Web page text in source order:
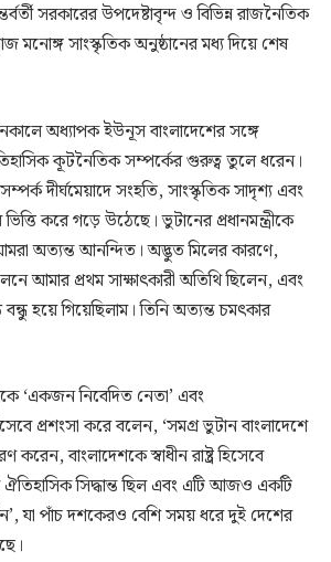
সরকারের উপদেষ্টাবৃন্দ ও বিভিন্ন রাজনৈতিক
মনোঙ্গ সাংস্কৃতিক অনুষ্ঠানের মধ্য দিয়ে শেষ
অধ্যাপক ইউনূস বাংলাদেশের সঙ্গে
কূটনৈতিক সম্পর্কের গুরুত্ব তুলে ধরেন।
দীর্ঘমেয়াদে সংহতি, সাংস্কৃতিক সাদৃশ্য এবং
করে গড়ে উঠেছে। ভুটানের প্রধানমন্ত্রীকে
অত্যন্ত আনন্দিত। অদ্ভুত মিলের কারণে,
আমার প্রথম সাক্ষাৎকারী অতিথি ছিলেন, এবং
হয়ে গিয়েছিলাম। তিনি অত্যন্ত চমৎকার
‘একজন নিবেদিত নেতা’ এবং
প্রশংসা করে বলেন, ‘সমগ্র ভুটান বাংলাদেশে
করেন, বাংলাদেশকে স্বাধীন রাষ্ট্র হিসেবে
ঐতিহাসিক সিদ্ধান্ত ছিল এবং এটি আজও একটি
যা পাঁচ দশকেরও বেশি সময় ধরে দুই দেশের